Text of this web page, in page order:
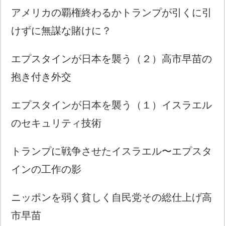
アメリカの覇権終わるかトランプが引くに引
けずに無謀な賭けに？
エプスタインが日本を襲う（２）高市早苗の
抱き付き外交
エプスタインが日本を襲う（１）イスラエル
のセキュリティ技術
トランプに戦争させたイスラエル〜エプスタ
インの工作の影
ニッポンを弱く貧しく自民党その総仕上げ高
市早苗